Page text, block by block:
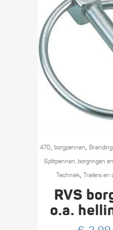
product
heeft
meerdere
variaties.
optie
470, borgpennen,
Splitpennen, borgringen
Techniek, Trailers en
RVS
o.a.